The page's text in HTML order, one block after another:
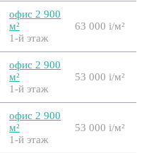
офис 2 900
м²
1-й этаж
63 000 i/м²
офис 2 900
м²
1-й этаж
53 000 i/м²
офис 2 900
м²
1-й этаж
53 000 i/м²